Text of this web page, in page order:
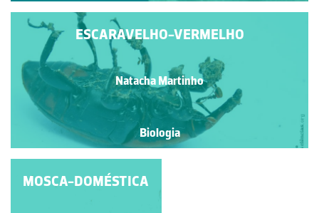
ESCARAVELHO-VERMELHO
Natacha Martinho
Biologia
ESCARAVELHO-
MOSCA-DOMÉSTICA